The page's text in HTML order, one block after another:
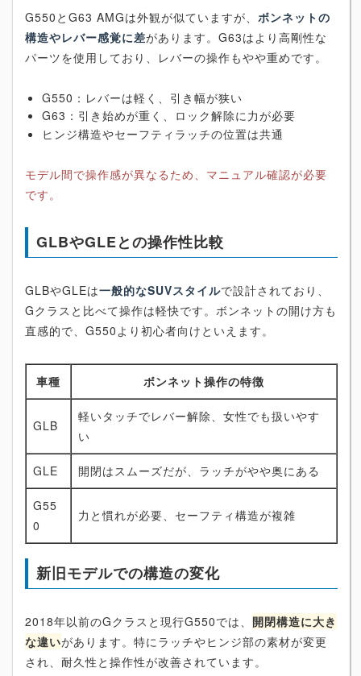
G550とG63 AMGは外観が似ていますが、 ボンネットの
構造やレバー感覚に差があります。G63はより高剛性な
パーツを使用しており、レバーの操作もやや重めです。
G550：レバーは軽く、引き幅が狭い
G63：引き始めが重く、ロック解除に力が必要
ヒンジ構造やセーフティラッチの位置は共通
モデル間で操作感が異なるため、マニュアル確認が必要
です。
GLBやGLEとの操作性比較
GLBやGLEは一般的なSUVスタイルで設計されており、
Gクラスと比べて操作は軽快です。ボンネットの開け方も
直感的で、G550より初心者向けといえます。
車種 ボンネット操作の特徴
GLB
軽いタッチでレバー解除、女性でも扱いやす
い
GLE 開閉はスムーズだが、ラッチがやや奥にある
G55
0
力と慣れが必要、セーフティ構造が複雑
新旧モデルでの構造の変化
2018年以前のGクラスと現行G550では、 開閉構造に大き
な違いがあります。特にラッチやヒンジ部の素材が変更
され、耐久性と操作性が改善されています。